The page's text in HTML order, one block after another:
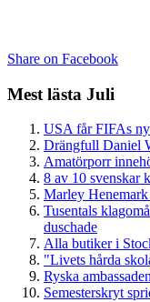
Share on Facebook
Mest lästa Juli
USA får FIFAs
Drängfull Daniel
Amatörporr
8 av 10 svenskar
Marley
Tusentals
duschade
Alla butiker i
"Livets hårda
Ryska
Semesterskryt